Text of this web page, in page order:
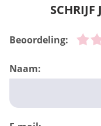
SCHRIJF
Beoordeling:
Naam: